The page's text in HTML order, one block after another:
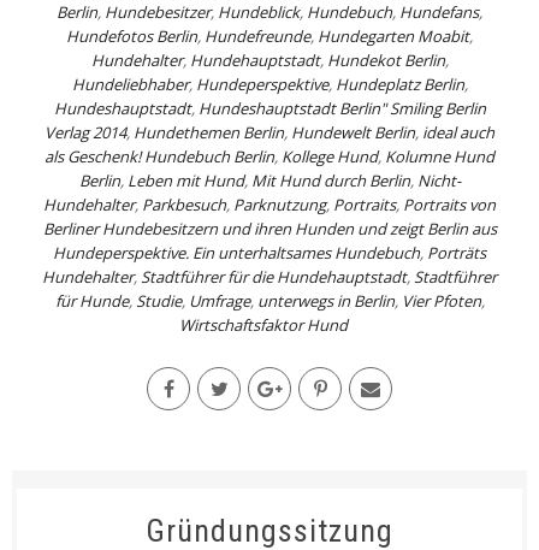
Berlin, Hundebesitzer, Hundeblick, Hundebuch, Hundefans,
Hundefotos Berlin, Hundefreunde, Hundegarten Moabit,
Hundehalter, Hundehauptstadt, Hundekot Berlin,
Hundeliebhaber, Hundeperspektive, Hundeplatz Berlin,
Hundeshauptstadt, Hundeshauptstadt Berlin" Smiling Berlin
Verlag 2014, Hundethemen Berlin, Hundewelt Berlin, ideal auch
als Geschenk! Hundebuch Berlin, Kollege Hund, Kolumne Hund
Berlin, Leben mit Hund, Mit Hund durch Berlin, Nicht-
Hundehalter, Parkbesuch, Parknutzung, Portraits, Portraits von
Berliner Hundebesitzern und ihren Hunden und zeigt Berlin aus
Hundeperspektive. Ein unterhaltsames Hundebuch, Porträts
Hundehalter,Stadtführer für die Hundehauptstadt,Stadtführer
für Hunde,Studie, Umfrage, unterwegs in Berlin, Vier Pfoten,
Wirtschaftsfaktor Hund
Gründungssitzung